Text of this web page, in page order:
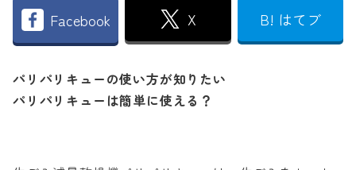
Facebook X B! はてブ
パリパリキューの使い方が知りたい
パリパリキューは簡単に使える？